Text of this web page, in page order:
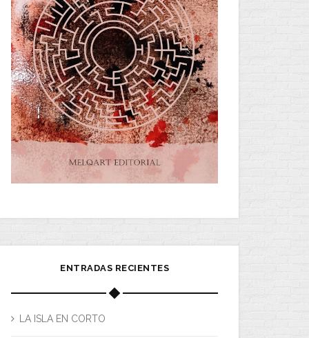
ENTRADAS RECIENTES
LA ISLA EN CORTO